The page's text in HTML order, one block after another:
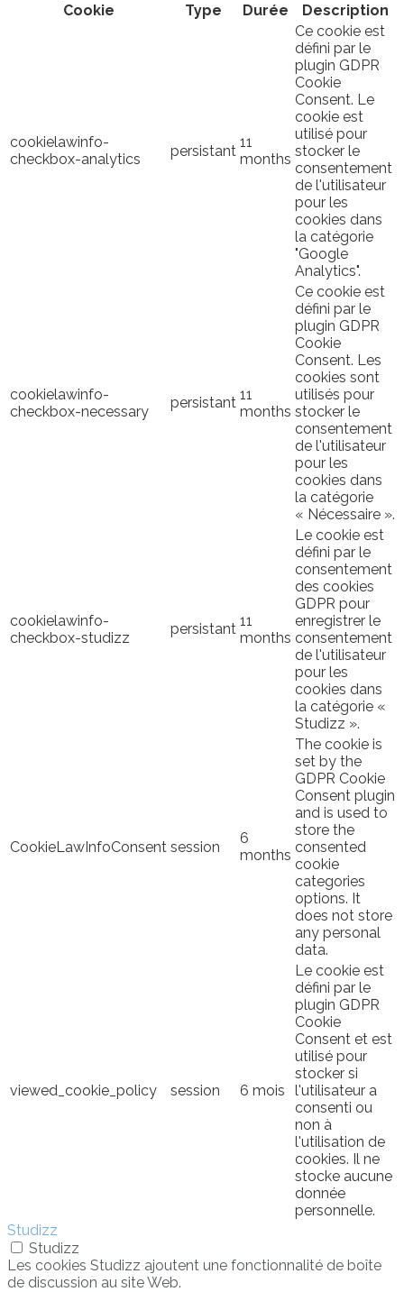
Cookie
Type Durée Description
cookielawinfo-
checkbox-analytics
persistant
11
months
Ce cookie est
défini par le
plugin GDPR
Cookie
Consent. Le
cookie est
utilisé pour
stocker le
consentement
de l'utilisateur
pour les
cookies dans
la catégorie
"Google
Analytics".
cookielawinfo-
checkbox-necessary
persistant 11
months
Ce cookie est
défini par le
plugin GDPR
Cookie
Consent. Les
cookies sont
utilisés pour
stocker le
consentement
de l'utilisateur
pour les
cookies dans
la catégorie
« Nécessaire ».
cookielawinfo-
checkbox-studizz
persistant 11
months
Le cookie est
défini par le
consentement
des cookies
GDPR pour
enregistrer le
consentement
de l'utilisateur
pour les
cookies dans
la catégorie «
Studizz ».
CookieLawInfoConsent session
6
months
The cookie is
set by the
GDPR Cookie
Consent plugin
and is used to
store the
consented
cookie
categories
options. It
does not store
any personal
data.
viewed_cookie_policy session 6 mois
Le cookie est
défini par le
plugin GDPR
Cookie
Consent et est
utilisé pour
stocker si
l'utilisateur a
consenti ou
non à
l'utilisation de
cookies. Il ne
stocke aucune
donnée
personnelle.
Studizz
Studizz
Les cookies Studizz ajoutent une fonctionnalité de boîte
de discussion au site Web.